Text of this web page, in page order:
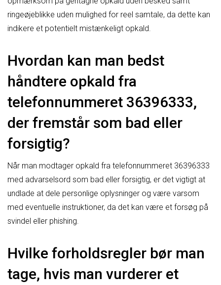
ringeøjeblikke uden mulighed for reel samtale, da dette kan
indikere et potentielt mistænkeligt opkald.
Hvordan kan man bedst
håndtere opkald fra
telefonnummeret 36396333,
der fremstår som bad eller
forsigtig?
Når man modtager opkald fra telefonnummeret 36396333
med advarselsord som bad eller forsigtig, er det vigtigt at
undlade at dele personlige oplysninger og være varsom
med eventuelle instruktioner, da det kan være et forsøg på
svindel eller phishing.
Hvilke forholdsregler bør man
tage, hvis man vurderer et